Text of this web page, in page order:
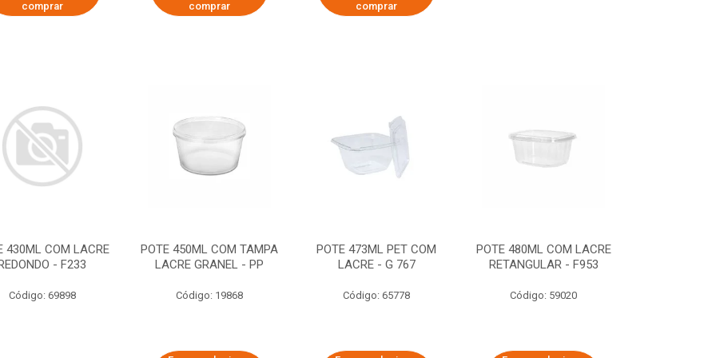
comprar comprar comprar
430ML COM LACRE
- F233
Código: 69898
POTE 450ML COM TAMPA
LACRE GRANEL - PP
Código: 19868
POTE 473ML PET COM
LACRE - G 767
Código: 65778
POTE 480ML COM LACRE
RETANGULAR - F953
Código: 59020